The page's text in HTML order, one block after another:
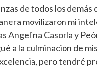
de todos los
movilizaron mi
Angelina Casorla y
a la culminación de
pero tendré